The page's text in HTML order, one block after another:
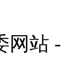
网站 -